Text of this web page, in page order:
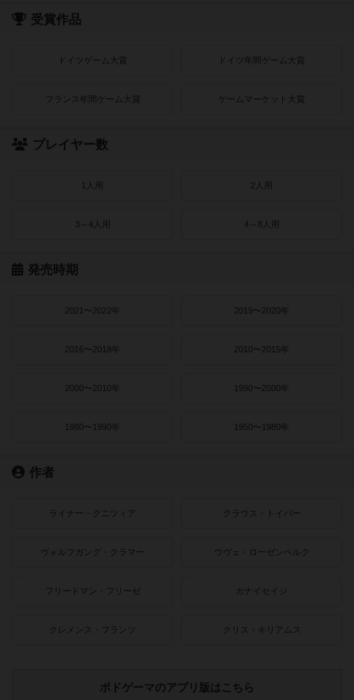
受賞作品
ドイツゲーム大賞 ドイツ年間ゲーム大賞
フランス年間ゲーム大賞 ゲームマーケット大賞
プレイヤー数
1人用 2人用
3～4人用 4～8人用
発売時期
2021〜2022年 2019〜2020年
2016〜2018年 2010〜2015年
2000〜2010年 1990〜2000年
1980〜1990年 1950〜1980年
作者
ライナー・クニツィア クラウス・トイバー
ヴォルフガング・クラマー ウヴェ・ローゼンベルク
フリードマン・フリーゼ カナイセイジ
クレメンス・フランツ クリス・キリアムス
ボドゲーマのアプリ版はこちら